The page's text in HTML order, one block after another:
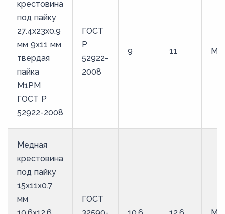
крестовина
под пайку
27.4х23х0.9
мм 9х11 мм
твердая
пайка
М1РМ
ГОСТ Р
52922-2008
ГОСТ
Р
52922-
2008
9 11
Медная
крестовина
под пайку
15х11х0.7
мм
ГОСТ